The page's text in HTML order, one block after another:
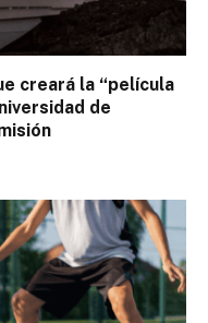
creará la “película
de